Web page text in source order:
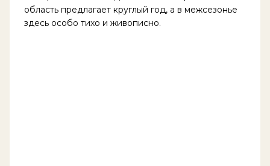
область предлагает круглый год, а в межсезонье
здесь особо тихо и живописно.